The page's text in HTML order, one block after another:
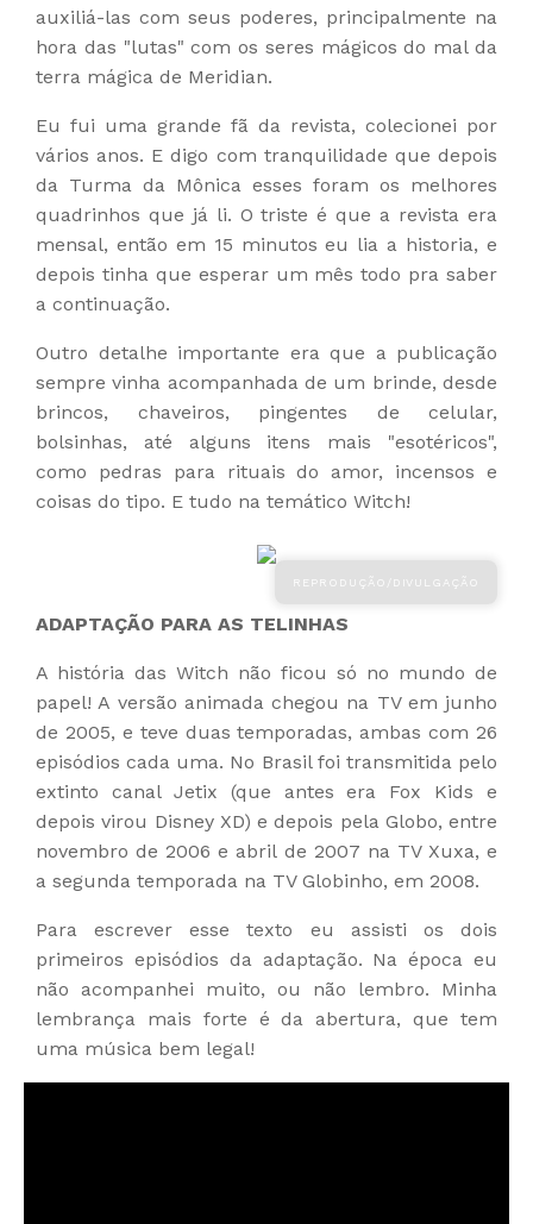
auxiliá-las com seus poderes, principalmente na
hora das "lutas" com os seres mágicos do mal da
terra mágica de Meridian.
Eu fui uma grande fã da revista, colecionei por
vários anos. E digo com tranquilidade que depois
da Turma da Mônica esses foram os melhores
quadrinhos que já li. O triste é que a revista era
mensal, então em 15 minutos eu lia a historia, e
depois tinha que esperar um mês todo pra saber
a continuação.
Outro detalhe importante era que a publicação
sempre vinha acompanhada de um brinde, desde
brincos, chaveiros, pingentes de celular,
bolsinhas, até alguns itens mais "esotéricos",
como pedras para rituais do amor, incensos e
coisas do tipo. E tudo na temático Witch!
ADAPTAÇÃO PARA AS TELINHAS
A história das Witch não ficou só no mundo de
papel! A versão animada chegou na TV em junho
de 2005, e teve duas temporadas, ambas com 26
episódios cada uma. No Brasil foi transmitida pelo
extinto canal Jetix (que antes era Fox Kids e
depois virou Disney XD) e depois pela Globo, entre
novembro de 2006 e abril de 2007 na TV Xuxa, e
a segunda temporada na TV Globinho, em 2008.
Para escrever esse texto eu assisti os dois
primeiros episódios da adaptação. Na época eu
não acompanhei muito, ou não lembro. Minha
lembrança mais forte é da abertura, que tem
uma música bem legal!